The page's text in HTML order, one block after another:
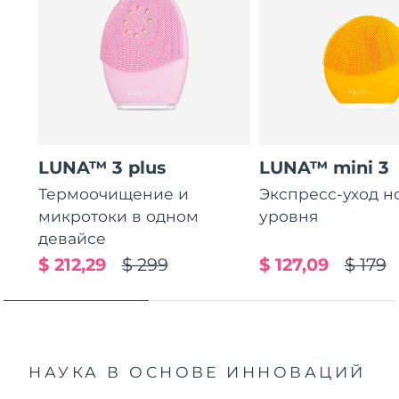
LUNA™ 3 plus
Термоочищение и
микротоки в одном
девайсе
$ 299
$ 212,29
LUNA™ mini 3
Экспресс-уход
уровня
$ 179
$ 127,09
НАУКА В ОСНОВЕ ИННОВАЦИЙ